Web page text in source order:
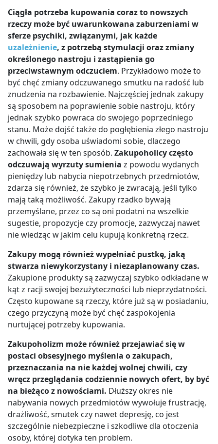
Ciągła potrzeba kupowania coraz to nowszych
rzeczy może być uwarunkowana zaburzeniami w
sferze psychiki, związanymi, jak każde
uzależnienie, z potrzebą stymulacji oraz zmiany
określonego nastroju i zastąpienia go
przeciwstawnym odczuciem. Przykładowo może to
być chęć zmiany odczuwanego smutku na radość lub
znudzenia na rozbawienie. Najczęściej jednak zakupy
są sposobem na poprawienie sobie nastroju, który
jednak szybko powraca do swojego poprzedniego
stanu. Może dojść także do pogłębienia złego nastroju
w chwili, gdy osoba uświadomi sobie, dlaczego
zachowała się w ten sposób. Zakupoholicy często
odczuwają wyrzuty sumienia z powodu wydanych
pieniędzy lub nabycia niepotrzebnych przedmiotów,
zdarza się również, że szybko je zwracają, jeśli tylko
mają taką możliwość. Zakupy rzadko bywają
przemyślane, przez co są oni podatni na wszelkie
sugestie, propozycje czy promocje, zazwyczaj nawet
nie wiedząc w jakim celu kupują konkretną rzecz.
Zakupy mogą również wypełniać pustkę, jaką
stwarza niewykorzystany i niezaplanowany czas.
Zakupione produkty są zazwyczaj szybko odkładane w
kąt z racji swojej bezużyteczności lub nieprzydatności.
Często kupowane są rzeczy, które już są w posiadaniu,
czego przyczyną może być chęć zaspokojenia
nurtującej potrzeby kupowania.
Zakupoholizm może również przejawiać się w
postaci obsesyjnego myślenia o zakupach,
przeznaczania na nie każdej wolnej chwili, czy
wręcz przeglądania codziennie nowych ofert, by być
na bieżąco z nowościami. Dłuższy okres nie
nabywania nowych przedmiotów wywołuje frustrację,
drażliwość, smutek czy nawet depresję, co jest
szczególnie niebezpieczne i szkodliwe dla otoczenia
osoby, której dotyka ten problem.